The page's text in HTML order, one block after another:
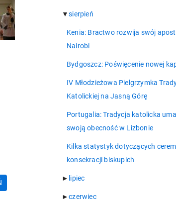
▼sierpień
Kenia: Bractwo rozwija swój
Nairobi
Bydgoszcz: Poświęcenie nowej
IV Młodzieżowa Pielgrzymka
Katolickiej na Jasną Górę
Portugalia: Tradycja katolicka
swoją obecność w Lizbonie
Kilka statystyk dotyczących
konsekracji biskupich
► lipiec
►czerwiec